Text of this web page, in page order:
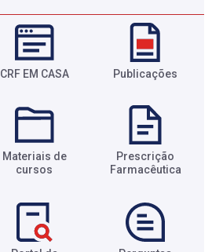
CRF EM CASA Publicações
Materiais de
cursos​
Prescrição
Farmacêutica​